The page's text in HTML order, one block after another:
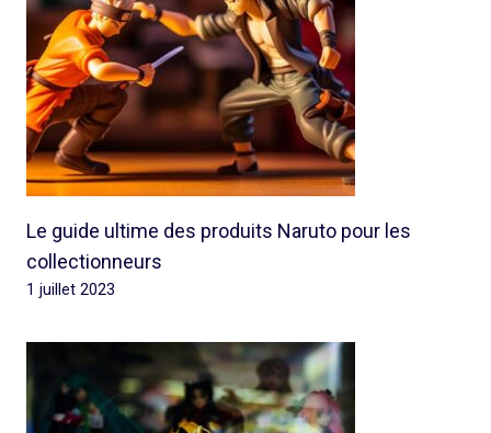
Le guide ultime des produits Naruto pour les
collectionneurs
1 juillet 2023